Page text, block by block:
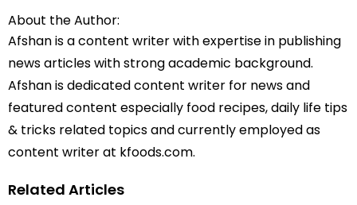
About the Author:
Afshan is a content writer with expertise in publishing
news articles with strong academic background.
Afshan is dedicated content writer for news and
featured content especially food recipes, daily life tips
& tricks related topics and currently employed as
content writer at kfoods.com.
Related Articles